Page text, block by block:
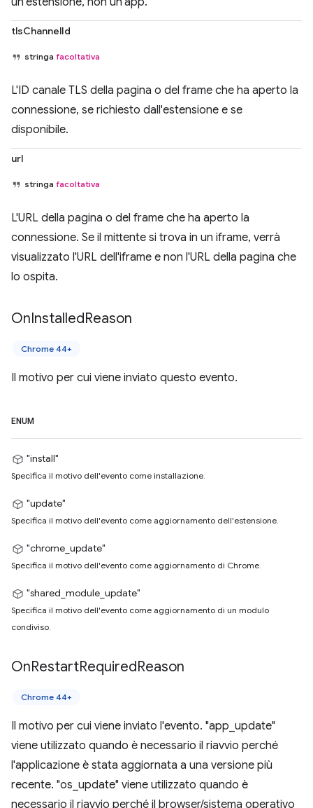
tlsChannelId
stringa facoltativa
L'ID canale TLS della pagina o del frame che ha aperto la
connessione, se richiesto dall'estensione e se
disponibile.
url
stringa facoltativa
L'URL della pagina o del frame che ha aperto la
connessione. Se il mittente si trova in un iframe, verrà
visualizzato l'URL dell'iframe e non l'URL della pagina che
lo ospita.
OnInstalledReason
Chrome 44+
Il motivo per cui viene inviato questo evento.
ENUM
"install"
Specifica il motivo dell'evento come installazione.
"update"
Specifica il motivo dell'evento come aggiornamento dell'estensione.
"chrome_update"
Specifica il motivo dell'evento come aggiornamento di Chrome.
"shared_module_update"
Specifica il motivo dell'evento come aggiornamento di un modulo
condiviso.
OnRestartRequiredReason
Chrome 44+
Il motivo per cui viene inviato l'evento. "app_update"
viene utilizzato quando è necessario il riavvio perché
l'applicazione è stata aggiornata a una versione più
recente. "os_update" viene utilizzato quando è
necessario il riavvio perché il browser/sistema operativo